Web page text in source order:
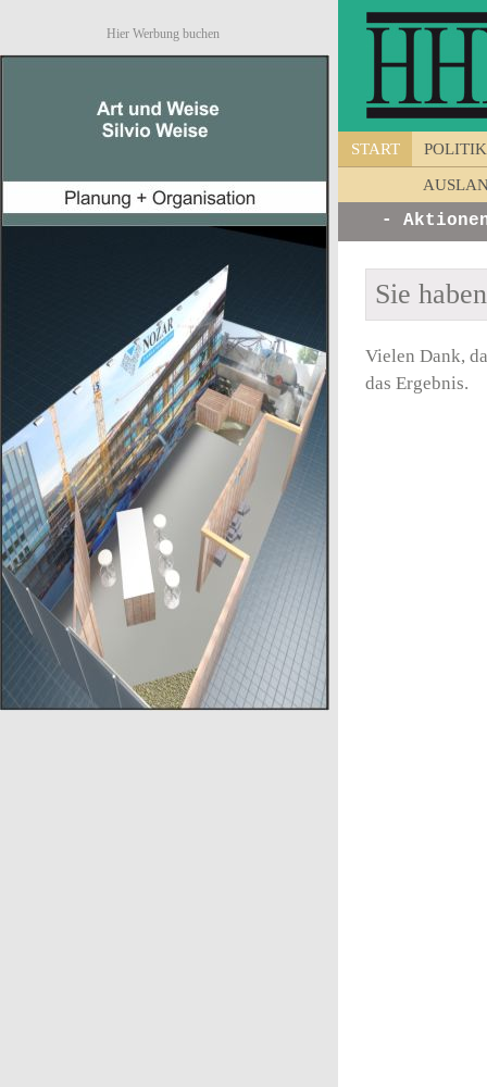
Hier Werbung buchen
START POLITIK
Unternehmen - Ankündigungen - Aktionen
Sie
Vielen Dank,
das Ergebnis.